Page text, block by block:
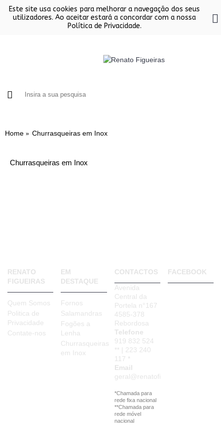
Este site usa cookies para melhorar a navegação dos seus
utilizadores. Ao aceitar estará a concordar com a nossa
Política de Privacidade.
Home Churrasqueiras em Inox
Churrasqueiras em Inox
RENATO
FIGUEIRAS
Quem Somos
Politica de
Privacidade
Contate-nos
EM
DESTAQUE
Fornos
Salamandras
Fogões a
Lenha
Churrasqueiras
em Inox
CONTACTOS
Avenida
Central da
Portela n°167
4585-378
Rebordosa
Telefone
919 832 524
** | 223 240
117 *
Email
geral@renatofigueiras.com
*Chamada para
rede fixa nacional
**Chamada para
rede móvel
nacional
FACEBOOK